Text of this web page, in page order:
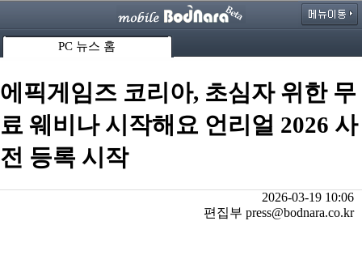
PC 뉴스 홈
에픽게임즈 코리아, 초심자 위한 무
료 웨비나 시작해요 언리얼 2026 사
전 등록 시작
2026-03-19 10:06
편집부 press@bodnara.co.kr